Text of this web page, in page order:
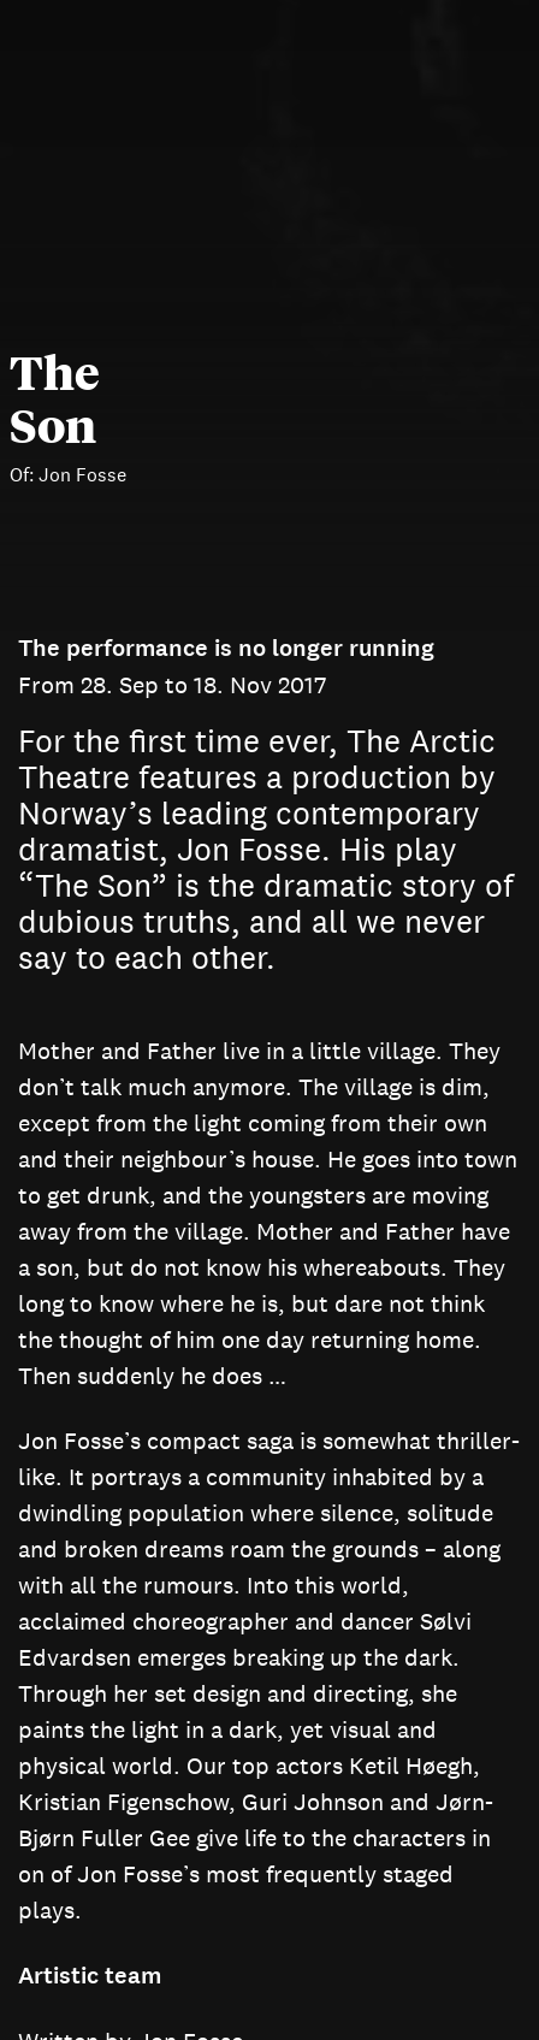
The
Son
Of: Jon Fosse
The performance is no longer running
From 28. Sep to 18. Nov 2017
For the first time ever, The Arctic
Theatre features a production by
Norway’s leading contemporary
dramatist, Jon Fosse. His play
“The Son” is the dramatic story of
dubious truths, and all we never
say to each other.
Mother and Father live in a little village. They
don’t talk much anymore. The village is dim,
except from the light coming from their own
and their neighbour’s house. He goes into town
to get drunk, and the youngsters are moving
away from the village. Mother and Father have
a son, but do not know his whereabouts. They
long to know where he is, but dare not think
the thought of him one day returning home.
Then suddenly he does …
Jon Fosse’s compact saga is somewhat thriller-
like. It portrays a community inhabited by a
dwindling population where silence, solitude
and broken dreams roam the grounds – along
with all the rumours. Into this world,
acclaimed choreographer and dancer Sølvi
Edvardsen emerges breaking up the dark.
Through her set design and directing, she
paints the light in a dark, yet visual and
physical world. Our top actors Ketil Høegh,
Kristian Figenschow, Guri Johnson and Jørn-
Bjørn Fuller Gee give life to the characters in
on of Jon Fosse’s most frequently staged
plays.
Artistic team